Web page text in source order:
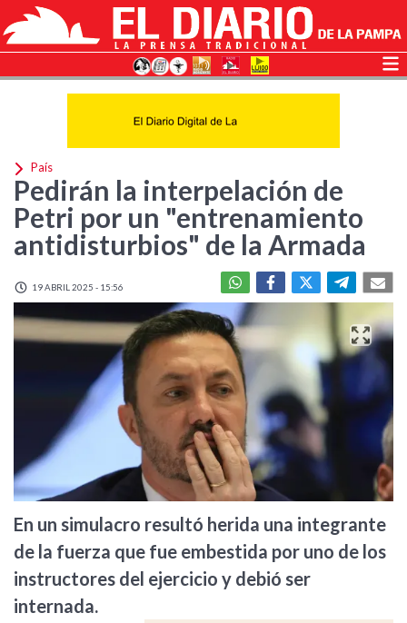
País
Pedirán la interpelación de
Petri por un "entrenamiento
antidisturbios" de la Armada
19 ABRIL 2025 - 15:56
En un simulacro resultó herida una integrante
de la fuerza que fue embestida por uno de los
instructores del ejercicio y debió ser
internada.